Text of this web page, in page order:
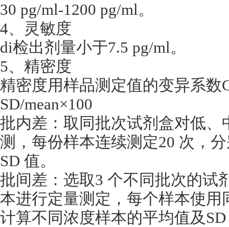
30 pg/ml-1200 pg/ml。
4、灵敏度
di检出剂量小于7.5 pg/ml。
5、精密度
精密度用样品测定值的变异系数
SD/mean×100
批内差：取同批次试剂盒对低
测，每份样本连续测定20 次，
SD 值。
批间差：选取3 个不同批次的试
本进行定量测定，每个样本使
计算不同浓度样本的平均值及